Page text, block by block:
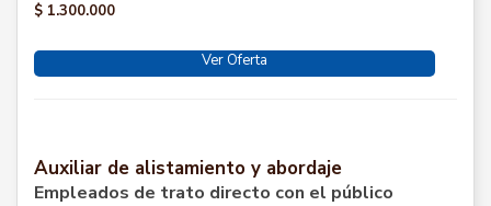
$ 1.300.000
Ver Oferta
Auxiliar de alistamiento y abordaje
Empleados de trato directo con el público